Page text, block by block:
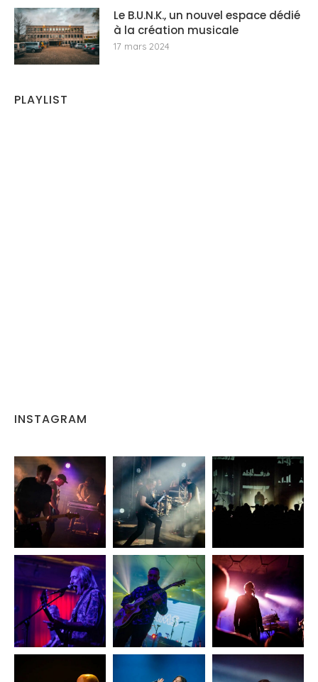
Le B.U.N.K., un nouvel espace dédié
à la création musicale
17 mars 2024
PLAYLIST
INSTAGRAM